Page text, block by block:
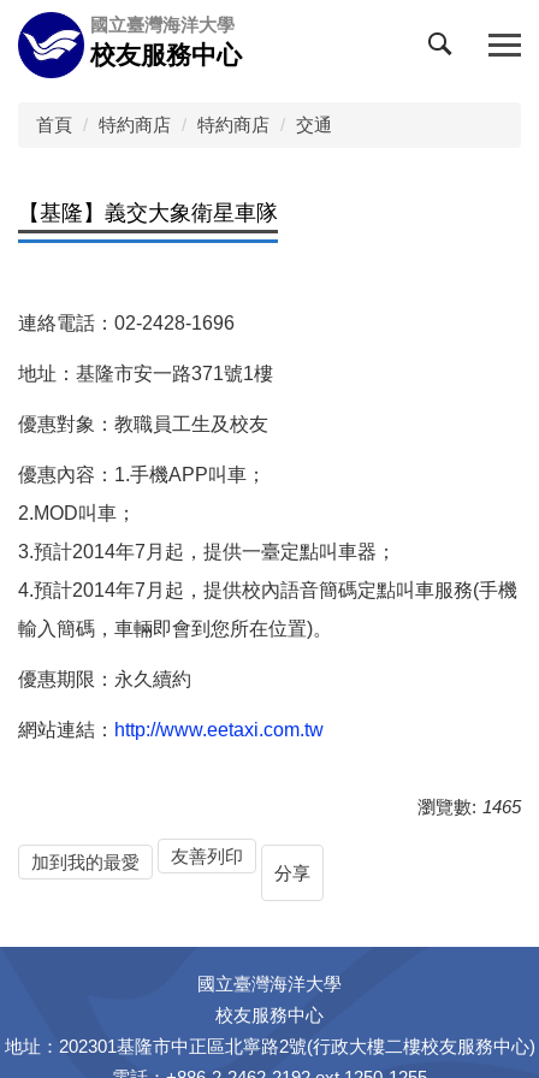
跳
到
主
國立臺灣海洋大學
校友服務中心
首頁 特約商店 特約商店 交通
【基隆】義交大象衛星車隊
連絡電話：02-2428-1696
地址：基隆市安一路371號1樓
優惠對象：教職員工生及校友
優惠內容：1.手機APP叫車；
2.MOD叫車；
3.預計2014年7月起，提供一臺定點叫車器；
4.預計2014年7月起，提供校內語音簡碼定點叫車服務(手機
輸入簡碼，車輛即會到您所在位置)。
優惠期限：永久續約
網站連結： http://www.eetaxi.com.tw
瀏覽數: 1465
加到我的最愛
友善列印
分享
國立臺灣海洋大學
校友服務中心
地址：202301基隆市中正區北寧路2號(行政大樓二樓校友服務中心)